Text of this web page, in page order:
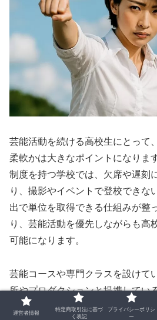
芸能活動を続ける高校生にとって
柔軟かは大きなポイントになりま
制度を持つ学校では、欠席や遅刻
り、撮影やイベントで登校できな
出で単位を取得できる仕組みが整
り、芸能活動を優先しながらも高
可能になります。
芸能コースや専門クラスを設けて
所やプロダクションと提携してい
ションやレッスンを受けながら学
運営者情報
特定商取引法に基づ
く表記
プライバシーポリシ
ー